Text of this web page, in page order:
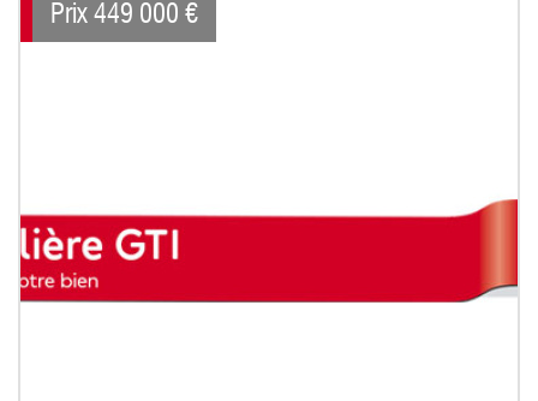
Prix 449 000 €